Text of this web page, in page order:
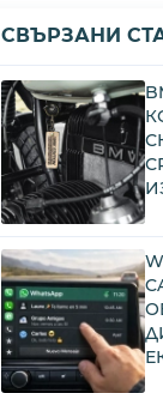
СВЪРЗАНИ